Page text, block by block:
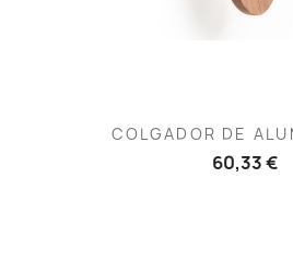
COLGADOR DE
60,33 €